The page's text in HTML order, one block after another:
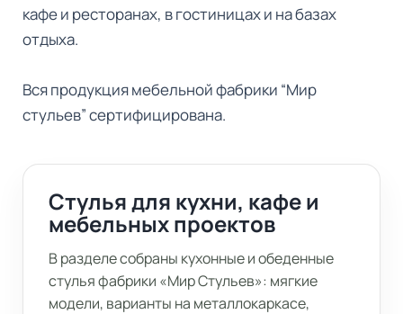
кафе и ресторанах, в гостиницах и на базах
отдыха.
Вся продукция мебельной фабрики “Мир
стульев” сертифицирована.
Стулья для кухни, кафе и
мебельных проектов
В разделе собраны кухонные и обеденные
стулья фабрики «Мир Стульев»: мягкие
модели, варианты на металлокаркасе,